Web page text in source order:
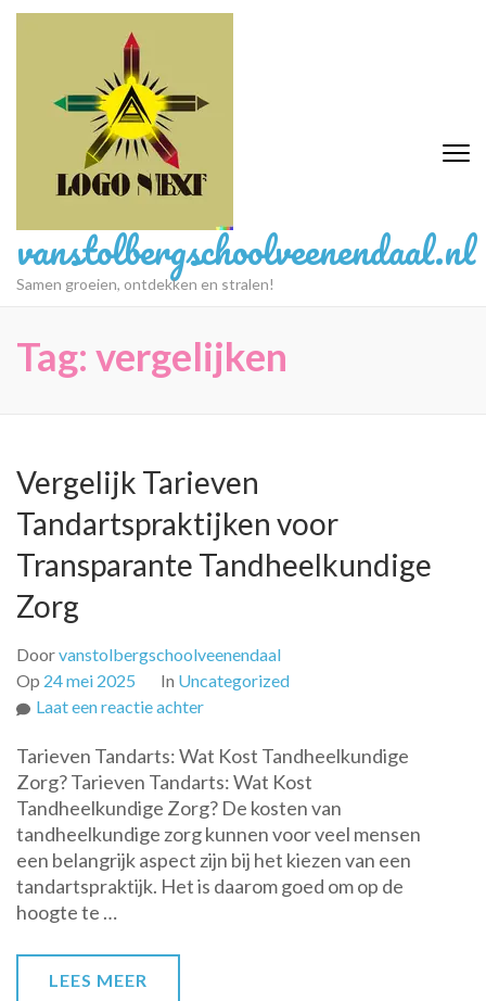
Ga
vanstolbergschoolveenendaal.nl
Samen groeien, ontdekken en stralen!
Tag: vergelijken
Vergelijk Tarieven
Tandartspraktijken voor
Transparante Tandheelkundige
Zorg
Doorvanstolbergschoolveenendaal
Op 24 mei 2025 In Uncategorized
Laat een reactie achterop
Tarieven
Tandartspraktijken
voor
Transparante
Tandheelkundige
Zorg
Tarieven Tandarts: Wat Kost Tandheelkundige
Zorg? Tarieven Tandarts: Wat Kost
Tandheelkundige Zorg? De kosten van
tandheelkundige zorg kunnen voor veel mensen
een belangrijk aspect zijn bij het kiezen van een
tandartspraktijk. Het is daarom goed om op de
hoogte te …
LEES MEER